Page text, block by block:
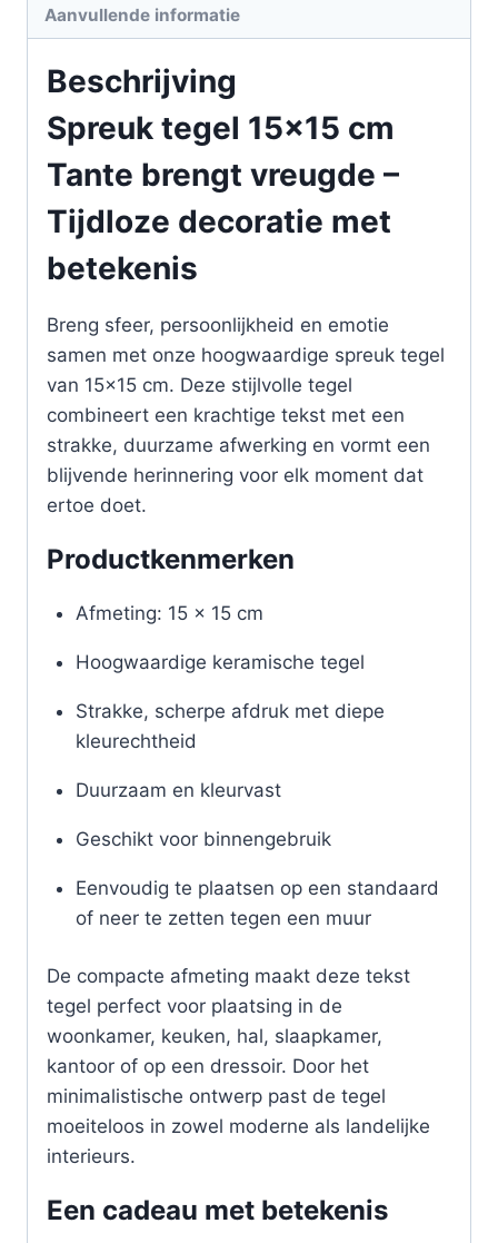
Aanvullende informatie
Beschrijving
Spreuk tegel 15×15 cm
Tante brengt vreugde –
Tijdloze decoratie met
betekenis
Breng sfeer, persoonlijkheid en emotie
samen met onze hoogwaardige spreuk tegel
van 15×15 cm. Deze stijlvolle tegel
combineert een krachtige tekst met een
strakke, duurzame afwerking en vormt een
blijvende herinnering voor elk moment dat
ertoe doet.
Productkenmerken
Afmeting: 15 x 15 cm
Hoogwaardige keramische tegel
Strakke, scherpe afdruk met diepe
kleurechtheid
Duurzaam en kleurvast
Geschikt voor binnengebruik
Eenvoudig te plaatsen op een standaard
of neer te zetten tegen een muur
De compacte afmeting maakt deze tekst
tegel perfect voor plaatsing in de
woonkamer, keuken, hal, slaapkamer,
kantoor of op een dressoir. Door het
minimalistische ontwerp past de tegel
moeiteloos in zowel moderne als landelijke
interieurs.
Een cadeau met betekenis